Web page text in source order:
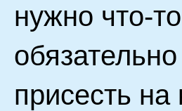
нужно что-
присесть на